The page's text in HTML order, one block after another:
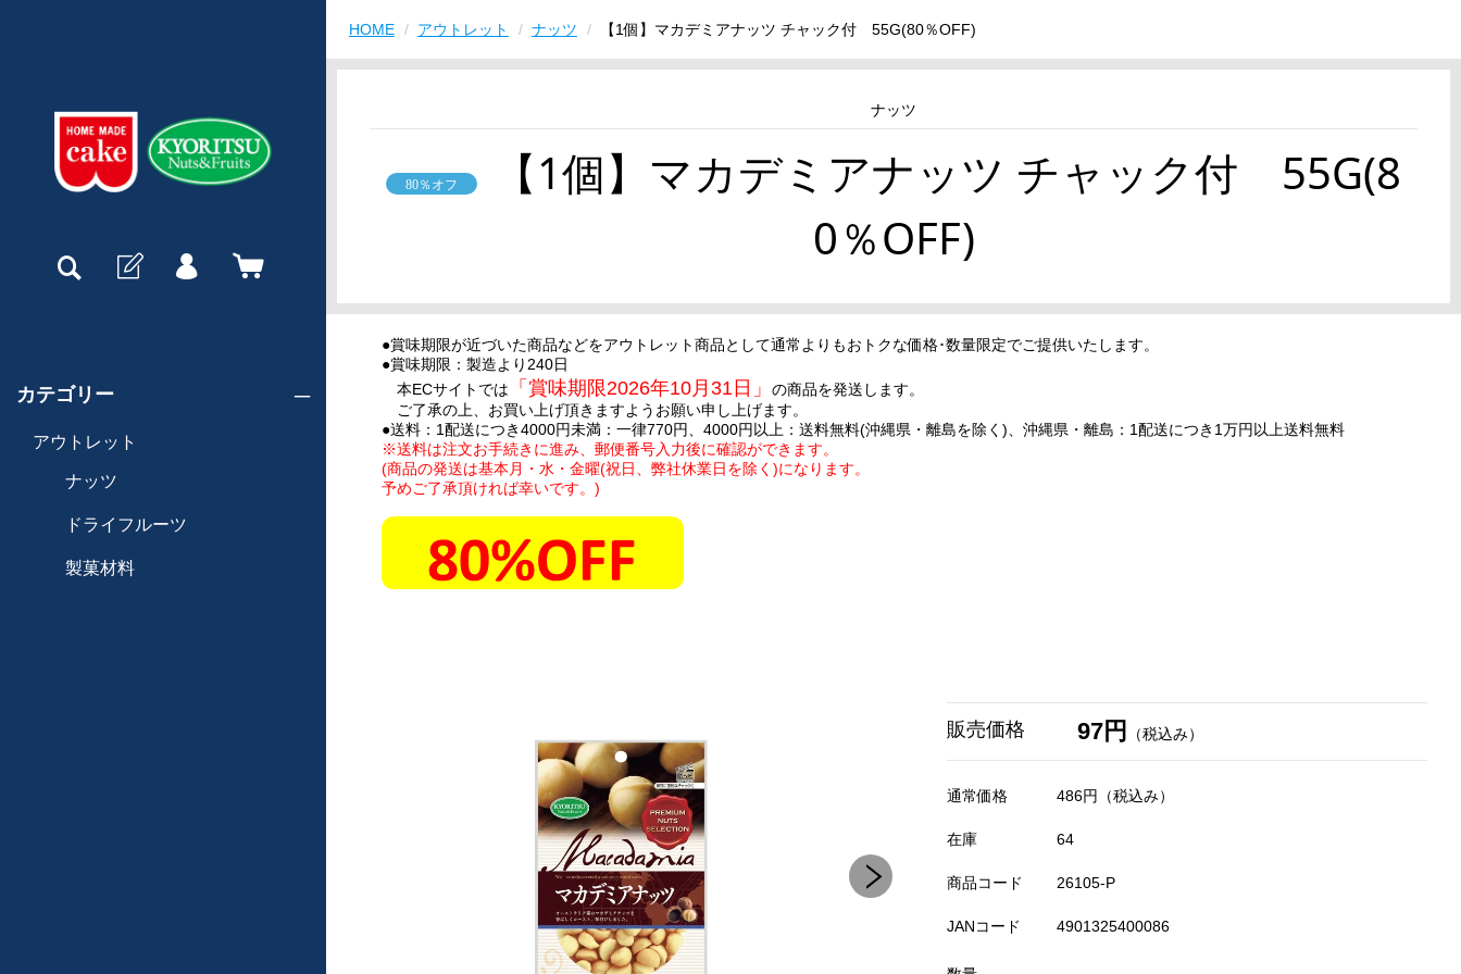
カテゴリー
アウトレット
ナッツ
ドライフルーツ
製菓材料
HOME アウトレット ナッツ 【1個】マカデミアナッツ チャック付 55G(80％OFF)
ナッツ
【1個】マカデミアナッツ チャック付 55G(8
0％OFF)
●賞味期限が近づいた商品などをアウトレット商品として通常よりもおトクな価格･数量限定でご提供いたします。
●賞味期限：製造より240日
本ECサイトでは
「賞味期限2026年10月31日」の商品を発送します。
ご了承の上、お買い上げ頂きますようお願い申し上げます。
●送料：1配送につき4000円未満：一律770円、4000円以上：送料無料(沖縄県・離島を除く)、沖縄県・離島：1配送につき1万円以上送料無料
※送料は注文お手続きに進み、郵便番号入力後に確認ができます。
(商品の発送は基本月・水・金曜(祝日、弊社休業日を除く)になります。
予めご了承頂ければ幸いです。)
販売価格 97円 （税込み）
通常価格 486円 （税込み）
在庫 64
商品コード 26105-P
JANコード 4901325400086